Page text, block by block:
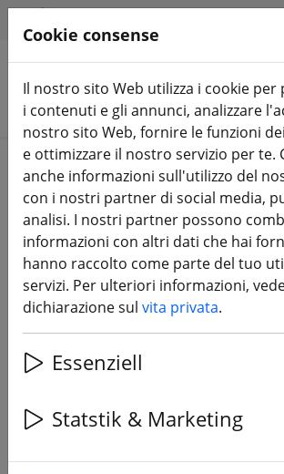
Cerca prodotti
Home Elica Elica da 6 pollici
Gemfan 6042 6x4.2 Flash
elica nera 6 pollici
Cookie consense
Il nostro sito Web utilizza i cookie per
i contenuti e gli annunci, analizzare
nostro sito Web, fornire le funzioni
e ottimizzare il nostro servizio per te.
anche informazioni sull'utilizzo del
con i nostri partner di social media,
analisi. I nostri partner possono
informazioni con altri dati che hai
hanno raccolto come parte del tuo
servizi. Per ulteriori informazioni,
dichiarazione sul vita privata.
Essenziell
Statstik & Marketing